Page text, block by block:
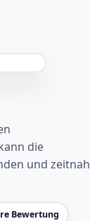
die
und zeitnah
Bewertung